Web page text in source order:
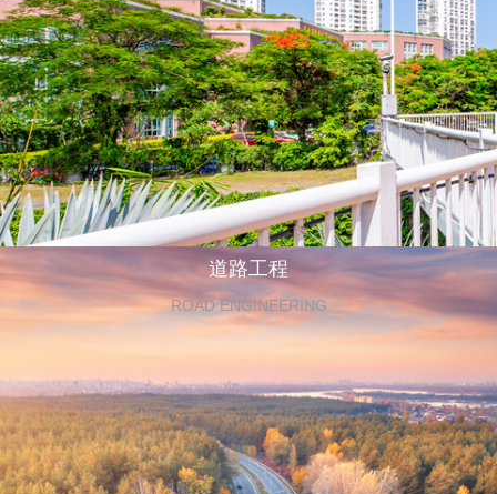
道路工程
ROAD ENGINEERING